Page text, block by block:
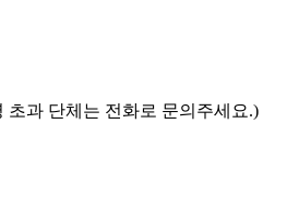
초과 단체는 전화로 문의주세요.)